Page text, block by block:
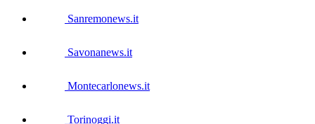
Sanremonews.it
Savonanews.it
Montecarlonews.it
Torinoggi.it